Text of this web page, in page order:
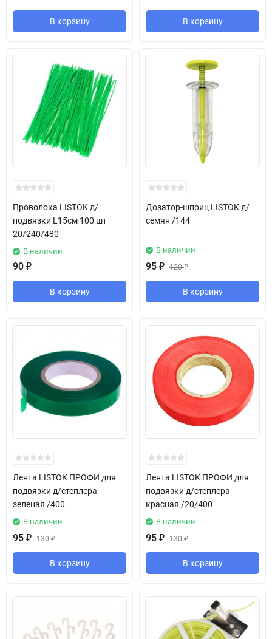
В корзину В корзину
Проволока LISTOK д/
подвязки L15см 100 шт
20/240/480
В наличии
90 ₽
В корзину
Дозатор-шприц LISTOK д/
семян /144
В наличии
95 ₽ 120₽
В корзину
Лента LISTOK ПРОФИ для
подвязки д/степлера
зеленая /400
В наличии
95 ₽ 130₽
В корзину
Лента LISTOK ПРОФИ для
подвязки д/степлера
красная /20/400
В наличии
95 ₽ 130₽
В корзину